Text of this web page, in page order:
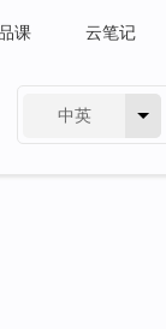
课 云笔记
中英